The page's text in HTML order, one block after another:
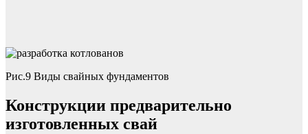
Рис.9 Виды свайных фундаментов
Конструкции предварительно
изготовленных свай